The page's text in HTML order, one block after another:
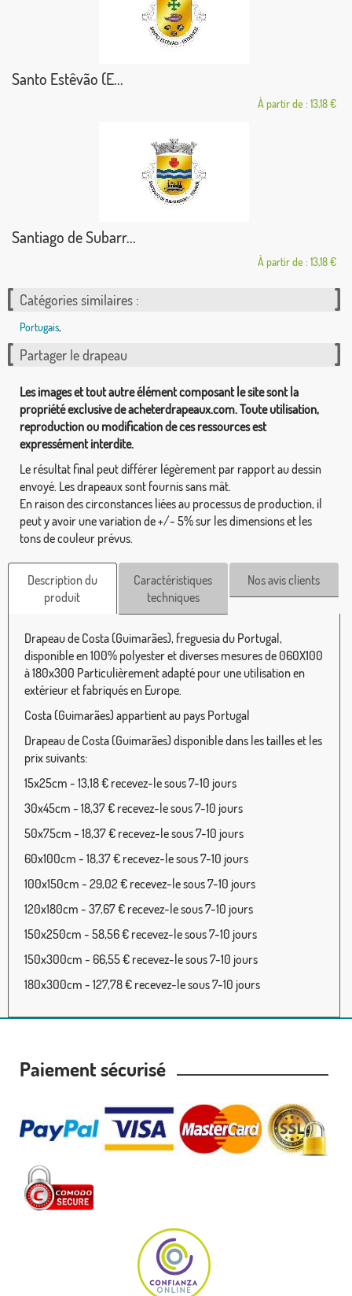
Santo Estêvão (E...
À partir de : 13,18 €
Santiago de Subarr...
À partir de : 13,18 €
Catégories similaires :
Portugais,
Partager le drapeau
Les images et tout autre élément composant le site sont la
propriété exclusive de acheterdrapeaux.com. Toute utilisation,
reproduction ou modification de ces ressources est
expressément interdite.
Le résultat final peut différer légèrement par rapport au dessin
envoyé. Les drapeaux sont fournis sans mât.
En raison des circonstances liées au processus de production, il
peut y avoir une variation de +/- 5% sur les dimensions et les
tons de couleur prévus.
Description du
produit
Caractéristiques
techniques
Nos avis clients
Drapeau de Costa (Guimarães), freguesia du Portugal,
disponible en 100% polyester et diverses mesures de 060X100
à 180x300 Particulièrement adapté pour une utilisation en
extérieur et fabriqués en Europe.
Costa (Guimarães) appartient au pays Portugal
Drapeau de Costa (Guimarães) disponible dans les tailles et les
prix suivants:
15x25cm - 13,18 € recevez-le sous 7-10 jours
30x45cm - 18,37 € recevez-le sous 7-10 jours
50x75cm - 18,37 € recevez-le sous 7-10 jours
60x100cm - 18,37 € recevez-le sous 7-10 jours
100x150cm - 29,02 € recevez-le sous 7-10 jours
120x180cm - 37,67 € recevez-le sous 7-10 jours
150x250cm - 58,56 € recevez-le sous 7-10 jours
150x300cm - 66,55 € recevez-le sous 7-10 jours
180x300cm - 127,78 € recevez-le sous 7-10 jours
Paiement sécurisé